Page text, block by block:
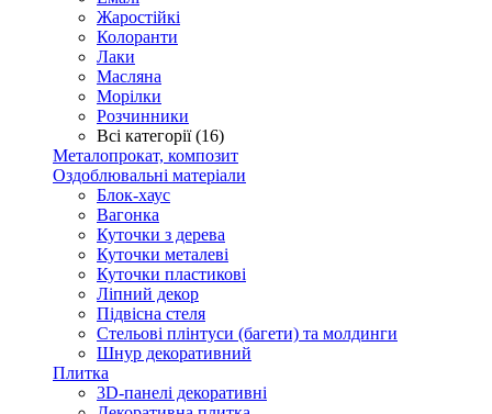
Жаростійкі
Колоранти
Лаки
Масляна
Морілки
Розчинники
Всі категорії (16)
Металопрокат, композит
Оздоблювальні матеріали
Блок-хаус
Вагонка
Куточки з дерева
Куточки металеві
Куточки пластикові
Ліпний декор
Підвісна стеля
Стельові плінтуси (багети) та молдинги
Шнур декоративний
Плитка
3D-панелі декоративні